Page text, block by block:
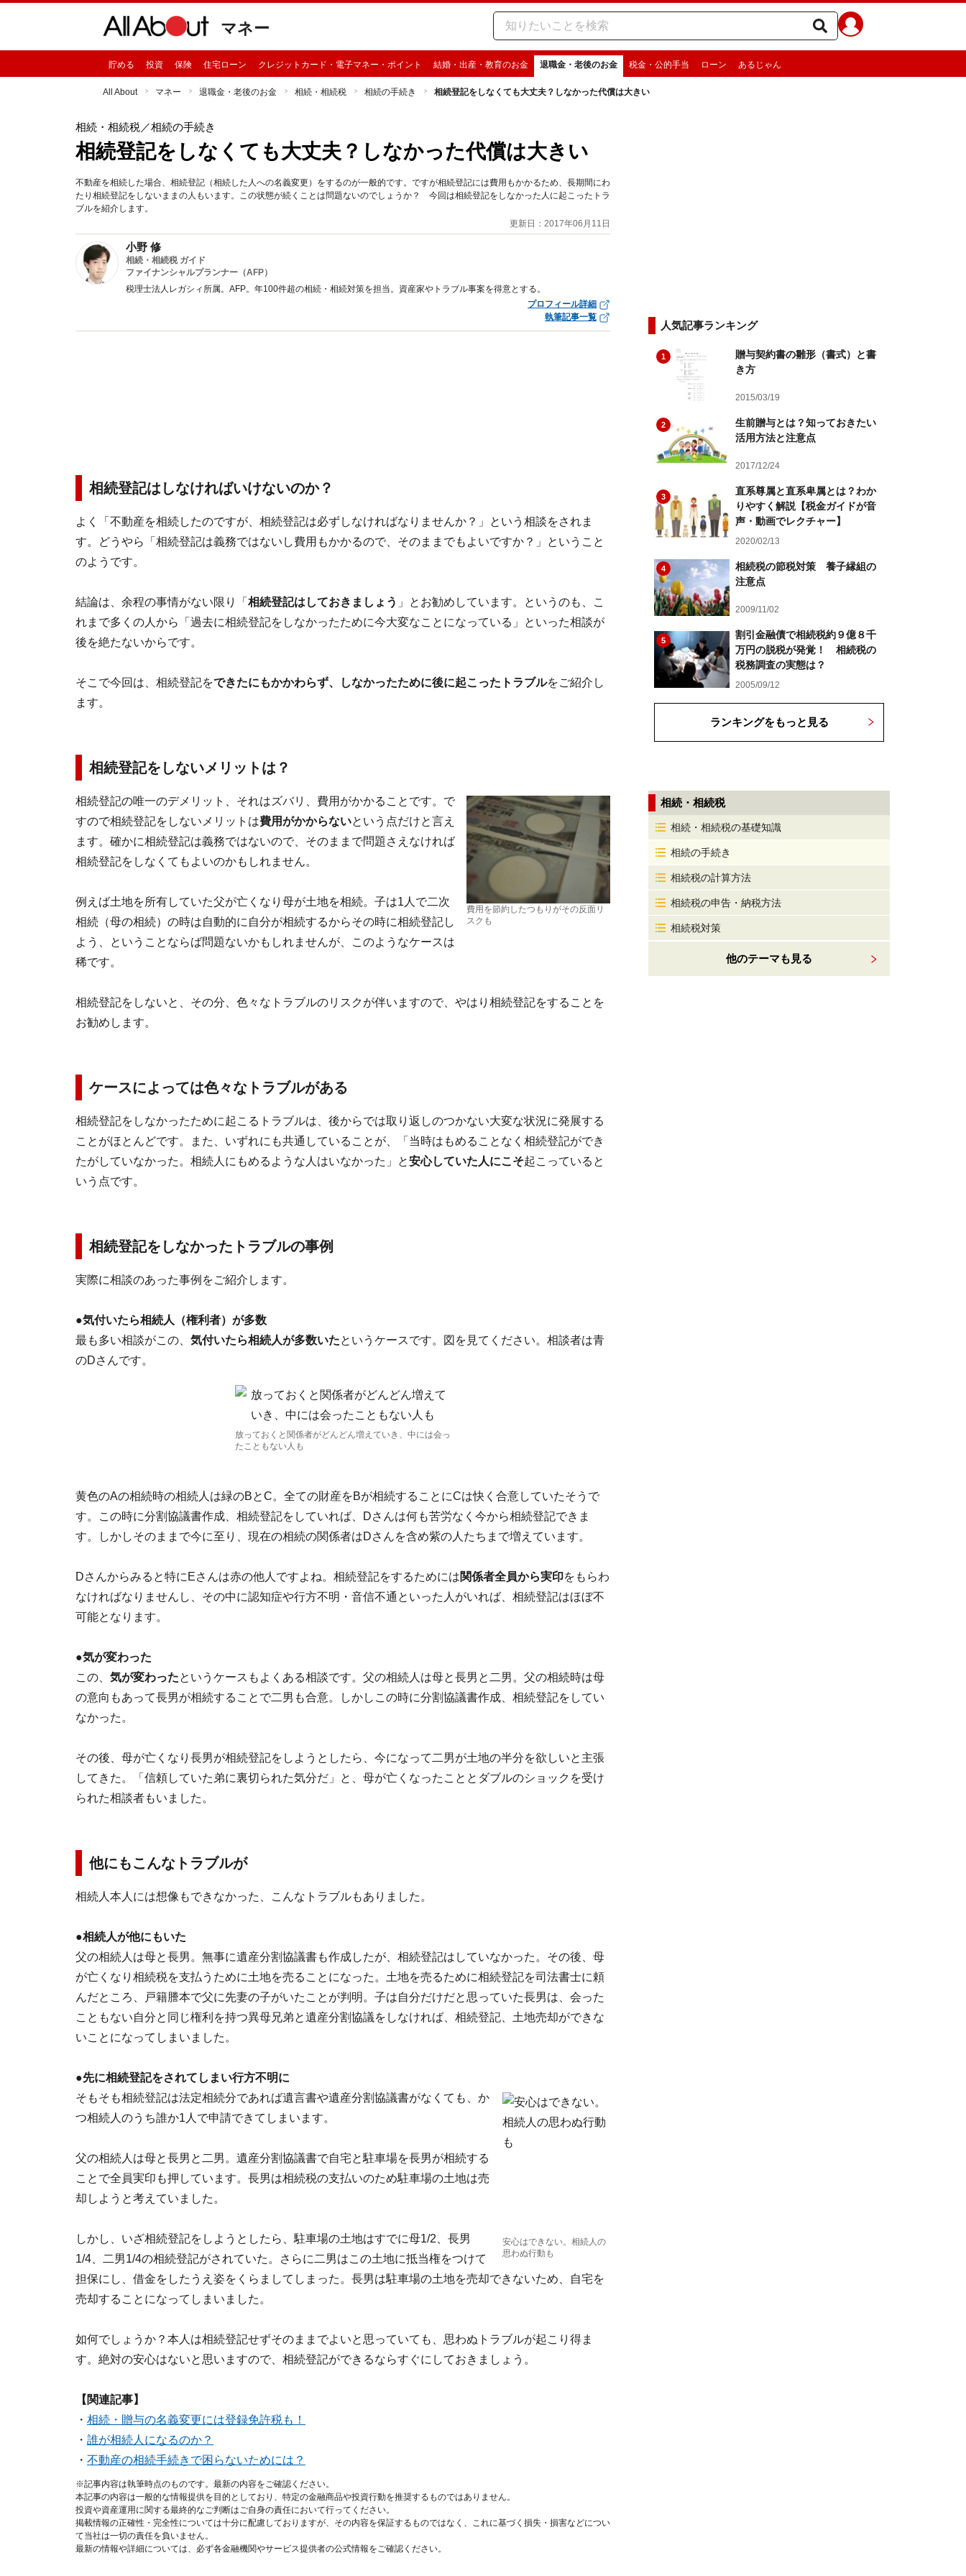
マネー
貯める 投資 保険 住宅ローン クレジットカード・電子マネー・ポイント 結婚・出産・教育のお金 退職金・老後のお金 税金・公的手当 ローン あるじゃん
All About マネー 退職金・老後のお金 相続・相続税 相続の手続き 相続登記をしなくても大丈夫？しなかった代償は大きい
相続・相続税／相続の手続き
相続登記をしなくても大丈夫？しなかった代償は大きい
不動産を相続した場合、相続登記（相続した人への名義変更）をするのが一般的です。ですが相続登記には費用もかかるため、長期間にわ
たり相続登記をしないままの人もいます。この状態が続くことは問題ないのでしょうか？ 今回は相続登記をしなかった人に起こったトラ
ブルを紹介します。
更新日：2017年06月11日
小野 修
相続・相続税 ガイド
ファイナンシャルプランナー（AFP）
税理士法人レガシィ所属。AFP。年100件超の相続・相続対策を担当。資産家やトラブル事案を得意とする。
プロフィール詳細
執筆記事一覧
相続登記はしなければいけないのか？
よく「不動産を相続したのですが、相続登記は必ずしなければなりませんか？」という相談をされま
す。どうやら「相続登記は義務ではないし費用もかかるので、そのままでもよいですか？」ということ
のようです。
結論は、余程の事情がない限り「 相続登記はしておきましょう 」とお勧めしています。というのも、こ
れまで多くの人から「過去に相続登記をしなかったために今大変なことになっている」といった相談が
後を絶たないからです。
そこで今回は、相続登記をできたにもかかわらず、しなかったために後に起こったトラブルをご紹介し
ます。
相続登記をしないメリットは？
費用を節約したつもりがその反面リ
スクも
相続登記の唯一のデメリット、それはズバリ、費用がかかることです。で
すので相続登記をしないメリットは費用がかからないという点だけと言え
ます。確かに相続登記は義務ではないので、そのままで問題さえなければ
相続登記をしなくてもよいのかもしれません。
例えば土地を所有していた父が亡くなり母が土地を相続。子は1人で二次
相続（母の相続）の時は自動的に自分が相続するからその時に相続登記し
よう、ということならば問題ないかもしれませんが、このようなケースは
稀です。
相続登記をしないと、その分、色々なトラブルのリスクが伴いますので、やはり相続登記をすることを
お勧めします。
ケースによっては色々なトラブルがある
相続登記をしなかったために起こるトラブルは、後からでは取り返しのつかない大変な状況に発展する
ことがほとんどです。また、いずれにも共通していることが、「当時はもめることなく相続登記ができ
たがしていなかった。相続人にもめるような人はいなかった」と安心していた人にこそ起こっていると
いう点です。
相続登記をしなかったトラブルの事例
実際に相談のあった事例をご紹介します。
●気付いたら相続人（権利者）が多数
最も多い相談がこの、 気付いたら相続人が多数いたというケースです。図を見てください。相談者は青
のDさんです。
放っておくと関係者がどんどん増えていき、中には会っ
たこともない人も
黄色のAの相続時の相続人は緑のBとC。全ての財産をBが相続することにCは快く合意していたそうで
す。この時に分割協議書作成、相続登記をしていれば、Dさんは何も苦労なく今から相続登記できま
す。しかしそのままで今に至り、現在の相続の関係者はDさんを含め紫の人たちまで増えています。
Dさんからみると特にEさんは赤の他人ですよね。相続登記をするためには関係者全員から実印をもらわ
なければなりませんし、その中に認知症や行方不明・音信不通といった人がいれば、相続登記はほぼ不
可能となります。
●気が変わった
この、 気が変わったというケースもよくある相談です。父の相続人は母と長男と二男。父の相続時は母
の意向もあって長男が相続することで二男も合意。しかしこの時に分割協議書作成、相続登記をしてい
なかった。
その後、母が亡くなり長男が相続登記をしようとしたら、今になって二男が土地の半分を欲しいと主張
してきた。「信頼していた弟に裏切られた気分だ」と、母が亡くなったこととダブルのショックを受け
られた相談者もいました。
他にもこんなトラブルが
相続人本人には想像もできなかった、こんなトラブルもありました。
●相続人が他にもいた
父の相続人は母と長男。無事に遺産分割協議書も作成したが、相続登記はしていなかった。その後、母
が亡くなり相続税を支払うために土地を売ることになった。土地を売るために相続登記を司法書士に頼
んだところ、戸籍謄本で父に先妻の子がいたことが判明。子は自分だけだと思っていた長男は、会った
こともない自分と同じ権利を持つ異母兄弟と遺産分割協議をしなければ、相続登記、土地売却ができな
いことになってしまいました。
●先に相続登記をされてしまい行方不明に
安心はできない。相続人の
思わぬ行動も
そもそも相続登記は法定相続分であれば遺言書や遺産分割協議書がなくても、か
つ相続人のうち誰か1人で申請できてしまいます。
父の相続人は母と長男と二男。遺産分割協議書で自宅と駐車場を長男が相続する
ことで全員実印も押しています。長男は相続税の支払いのため駐車場の土地は売
却しようと考えていました。
しかし、いざ相続登記をしようとしたら、駐車場の土地はすでに母1/2、長男
1/4、二男1/4の相続登記がされていた。さらに二男はこの土地に抵当権をつけて
担保にし、借金をしたうえ姿をくらましてしまった。長男は駐車場の土地を売却できないため、自宅を
売却することになってしまいました。
如何でしょうか？本人は相続登記せずそのままでよいと思っていても、思わぬトラブルが起こり得ま
す。絶対の安心はないと思いますので、相続登記ができるならすぐにしておきましょう。
【関連記事】
・ 相続・贈与の名義変更には登録免許税も！
・ 誰が相続人になるのか？
・ 不動産の相続手続きで困らないためには？
※記事内容は執筆時点のものです。最新の内容をご確認ください。
本記事の内容は一般的な情報提供を目的としており、特定の金融商品や投資行動を推奨するものではありません。
投資や資産運用に関する最終的なご判断はご自身の責任において行ってください。
掲載情報の正確性・完全性については十分に配慮しておりますが、その内容を保証するものではなく、これに基づく損失・損害などについ
て当社は一切の責任を負いません。
最新の情報や詳細については、必ず各金融機関やサービス提供者の公式情報をご確認ください。
人気記事ランキング
1
贈与契約書の雛形（書式）と書
き方
2015/03/19
2
生前贈与とは？知っておきたい
活用方法と注意点
2017/12/24
3
直系尊属と直系卑属とは？わか
りやすく解説【税金ガイドが音
声・動画でレクチャー】
2020/02/13
4
相続税の節税対策 養子縁組の
注意点
2009/11/02
5
割引金融債で相続税約９億８千
万円の脱税が発覚！ 相続税の
税務調査の実態は？
2005/09/12
ランキングをもっと見る
相続・相続税
相続・相続税の基礎知識
相続の手続き
相続税の計算方法
相続税の申告・納税方法
相続税対策
他のテーマも見る